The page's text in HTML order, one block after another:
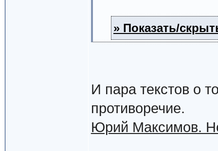
» Показать/
И пара текстов о
противоречие.
Юрий Максимов.